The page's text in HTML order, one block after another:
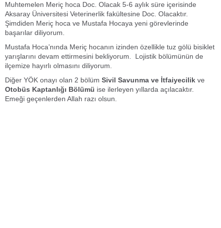
Muhtemelen Meriç hoca Doc. Olacak 5-6 aylık süre içerisinde
Aksaray Üniversitesi Veterinerlik fakültesine Doc. Olacaktır.
Şimdiden Meriç hoca ve Mustafa Hocaya yeni görevlerinde
başarılar diliyorum.
Mustafa Hoca’nında Meriç hocanın izinden özellikle tuz gölü bisiklet
yarışlarını devam ettirmesini bekliyorum. Lojistik bölümünün de
ilçemize hayırlı olmasını diliyorum.
Diğer YÖK onayı olan 2 bölüm Sivil Savunma ve İtfaiyecilik ve
Otobüs Kaptanlığı Bölümü ise ilerleyen yıllarda açılacaktır.
Emeği geçenlerden Allah razı olsun.